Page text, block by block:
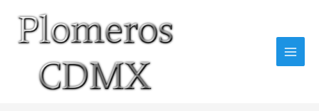
contenido